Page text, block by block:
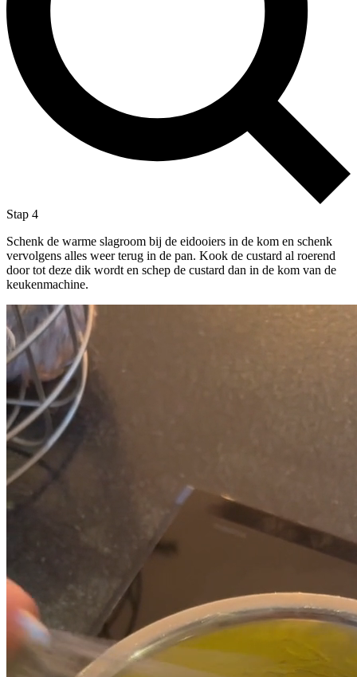
Stap 4
Schenk de warme slagroom bij de eidooiers in de kom en schenk
vervolgens alles weer terug in de pan. Kook de custard al roerend
door tot deze dik wordt en schep de custard dan in de kom van de
keukenmachine.